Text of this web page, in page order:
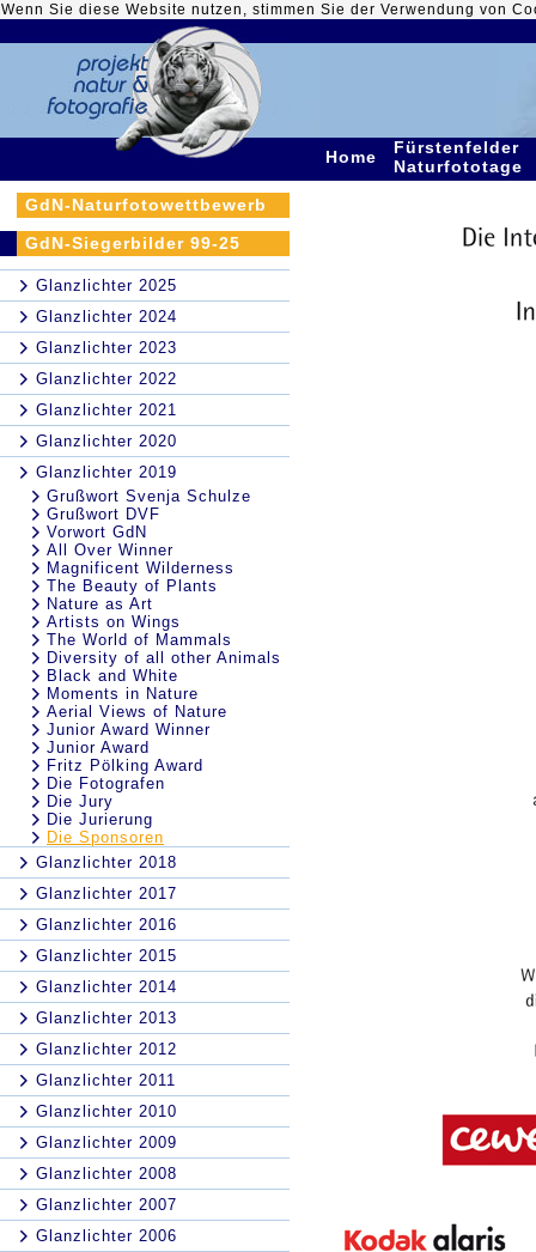
Wenn Sie diese Website nutzen, stimmen Sie der Verwendung von
Home
Fürstenfelder
Naturfototage
GdN-Naturfotowettbewerb
GdN-Siegerbilder 99-25
Glanzlichter 2025
Glanzlichter 2024
Glanzlichter 2023
Glanzlichter 2022
Glanzlichter 2021
Glanzlichter 2020
Glanzlichter 2019
Grußwort Svenja Schulze
Grußwort DVF
Vorwort GdN
All Over Winner
Magnificent Wilderness
The Beauty of Plants
Nature as Art
Artists on Wings
The World of Mammals
Diversity of all other Animals
Black and White
Moments in Nature
Aerial Views of Nature
Junior Award Winner
Junior Award
Fritz Pölking Award
Die Fotografen
Die Jury
Die Jurierung
Die Sponsoren
Glanzlichter 2018
Glanzlichter 2017
Glanzlichter 2016
Glanzlichter 2015
Glanzlichter 2014
Glanzlichter 2013
Glanzlichter 2012
Glanzlichter 2011
Glanzlichter 2010
Glanzlichter 2009
Glanzlichter 2008
Glanzlichter 2007
Glanzlichter 2006